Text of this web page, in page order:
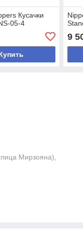
Кусачки
05-4
9
Мирзояна),